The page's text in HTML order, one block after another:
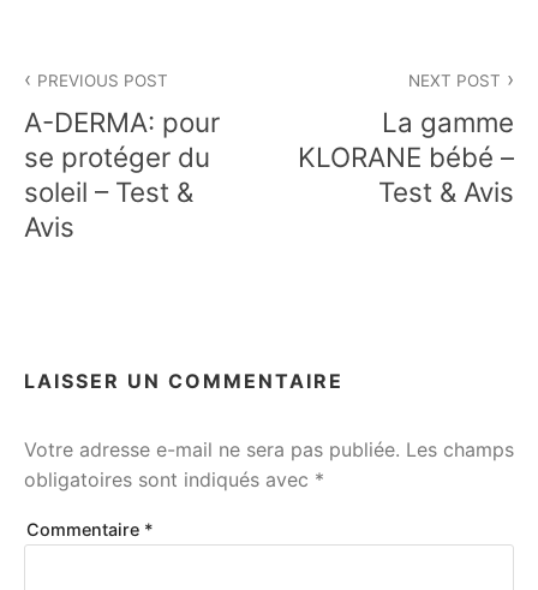
de
l’article
PREVIOUS POST
A-DERMA: pour
se protéger du
soleil – Test &
Avis
NEXT POST
La gamme
KLORANE bébé –
Test & Avis
LAISSER UN COMMENTAIRE
Votre adresse e-mail ne sera pas publiée. Les champs
obligatoires sont indiqués avec *
Commentaire *